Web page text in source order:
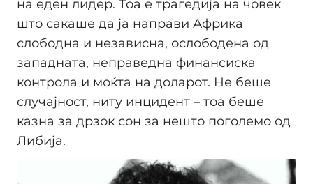
на еден лидер. Тоа е трагедија на човек
што сакаше да ја направи Африка
слободна и независна, ослободена од
западната, неправедна финансиска
контрола и моќта на доларот. Не беше
случајност, ниту инцидент – тоа беше
казна за дрзок сон за нешто поголемо од
Либија.